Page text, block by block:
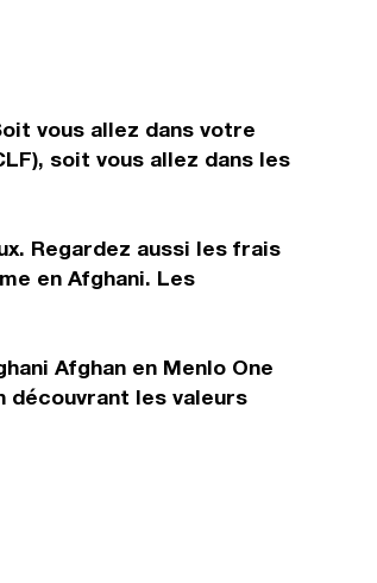
vous allez dans votre
soit vous allez dans les
Regardez aussi les frais
en Afghani. Les
Afghan en Menlo One
découvrant les valeurs